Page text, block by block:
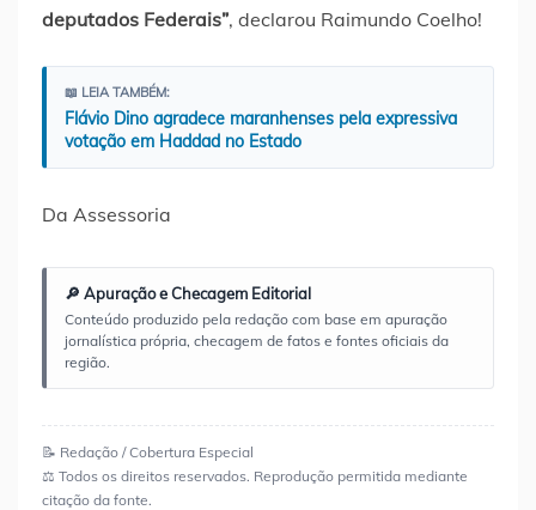
deputados Federais”, declarou Raimundo Coelho!
📖 LEIA TAMBÉM:
Flávio Dino agradece maranhenses pela expressiva
votação em Haddad no Estado
Da Assessoria
🔎 Apuração e Checagem Editorial
Conteúdo produzido pela redação com base em apuração
jornalística própria, checagem de fatos e fontes oficiais da
região.
📝 Redação / Cobertura Especial
⚖️ Todos os direitos reservados. Reprodução permitida mediante
citação da fonte.